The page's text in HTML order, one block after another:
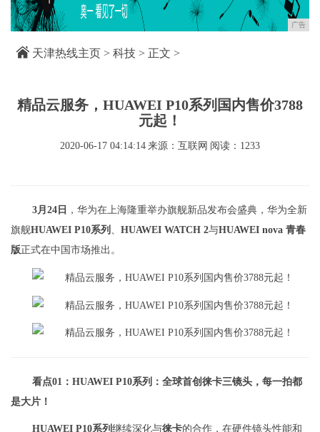
广告
天津热线主页 > 科技 > 正文 >
精品云服务，HUAWEI P10系列国内售价3788
元起！
2020-06-17 04:14:14 来源：互联网 阅读：1233
3月24日 ，华为在上海隆重举办旗舰新品发布会盛典，华为全新
旗舰HUAWEI P10系列 、 HUAWEI WATCH 2与HUAWEI nova 青春
版正式在中国市场推出。
看点01：HUAWEI P10系列：全球首创徕卡三镜头，每一拍都
是大片！
HUAWEI P10系列 继续深化与徕卡的合作，在硬件镜头性能和